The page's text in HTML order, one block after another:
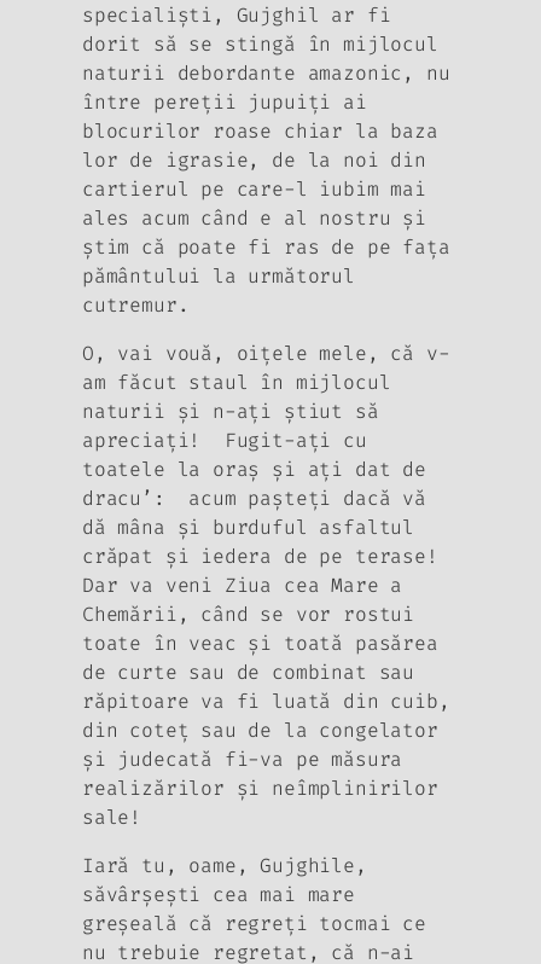
specialişti, Gujghil ar fi
dorit să se stingă în mijlocul
naturii debordante amazonic, nu
între pereţii jupuiţi ai
blocurilor roase chiar la baza
lor de igrasie, de la noi din
cartierul pe care-l iubim mai
ales acum când e al nostru şi
ştim că poate fi ras de pe faţa
pământului la următorul
cutremur.
O, vai vouă, oiţele mele, că v-
am făcut staul în mijlocul
naturii şi n-aţi ştiut să
apreciaţi! Fugit-aţi cu
toatele la oraş şi aţi dat de
dracu’: acum paşteţi dacă vă
dă mâna şi burduful asfaltul
crăpat şi iedera de pe terase!
Dar va veni Zi­ua cea Mare a
Chemării, când se vor rostui
toate în veac şi toată pasă­rea
de curte sau de combinat sau
răpitoare va fi luată din cuib,
din coteţ sau de la congelator
şi judecată fi-va pe măsura
realizărilor şi neîmplinirilor
sale!
Iară tu, oame, Gujghile,
săvârşeşti cea mai mare
greşeală că regreţi tocmai ce
nu trebuie regretat, că n-ai